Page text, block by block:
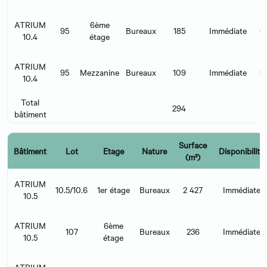
ATRIUM
10.4
95
6ème
étage
Bureaux 185 Immédiate
ATRIUM
10.4
95 Mezzanine Bureaux 109 Immédiate
Total
bâtiment
294
Bâtiment Lot Etage Nature
Surface
(m²)
Disponibilité
ATRIUM
10.5
10.5/10.6 1er étage Bureaux 2 427 Immédiate
ATRIUM
10.5
107
6ème
étage
Bureaux 236 Immédiate